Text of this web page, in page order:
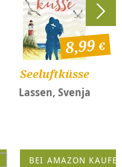
Seeluftküsse
Lassen, Svenja
8,99
BEI AMAZON